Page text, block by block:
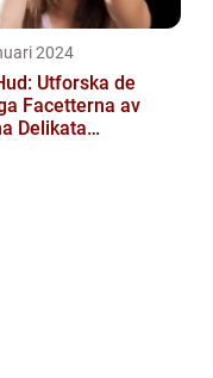
2024
Utforska de
Facetterna av
Delikata